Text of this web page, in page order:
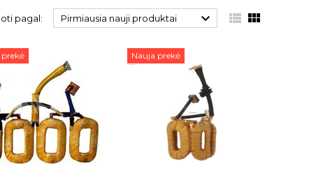
pagal: Pirmiausia nauji produktai   
prekė Nauja prekė